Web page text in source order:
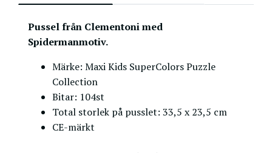
Pussel från Clementoni med
Spidermanmotiv.
Märke: Maxi Kids SuperColors Puzzle
Collection
Bitar: 104st
Total storlek på pusslet: 33,5 x 23,5 cm
CE-märkt